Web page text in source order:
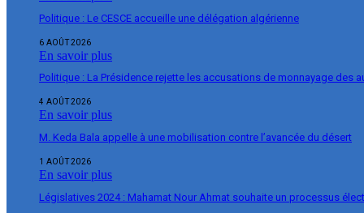
Politique : Le CESCE accueille une délégation algérienne
6 AOÛT 2026
En savoir plus
Politique : La Présidence rejette les accusations de monnayage des
4 AOÛT 2026
En savoir plus
M. Keda Bala appelle à une mobilisation contre l’avancée du désert
1 AOÛT 2026
En savoir plus
Législatives 2024 : Mahamat Nour Ahmat souhaite un processus